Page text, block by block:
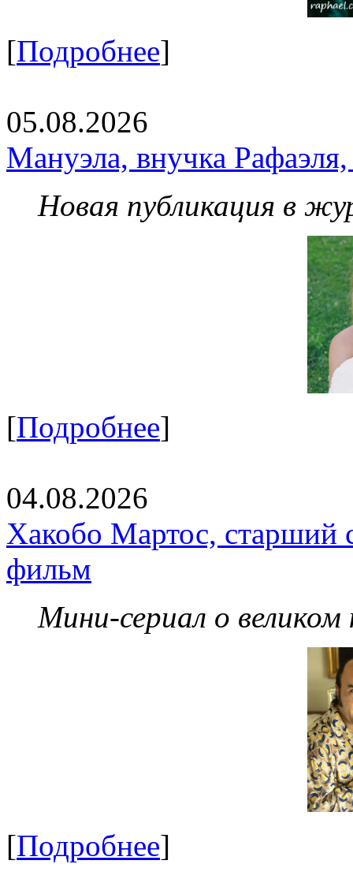
[Подробнее]
05.08.2026
Мануэла, внучка
Новая публикация в
[Подробнее]
04.08.2026
Хакобо Мартос, старший
фильм
Мини-сериал о великом
[Подробнее]